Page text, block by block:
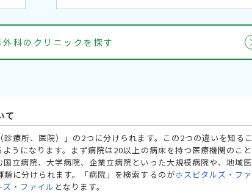
科のクリニックを探す
て
療所、医院）」の2つに分けられます。この2つの違いを知るこ
うになります。まず病院は20以上の病床を持つ医療機関のこと
立病院、大学病院、企業立病院といった大規模病院や、地域医
に分けられます。「病院」を検索するのがホスピタルズ・ファ
ズ・ファイル となります。